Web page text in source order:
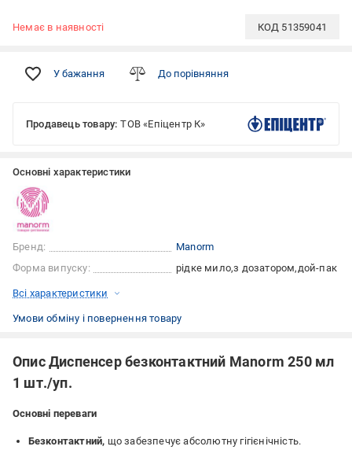
Немає в наявності КОД 51359041
У бажання До порівняння
Продавець товару: ТОВ «Епіцентр К»
Основні характеристики
Бренд:
Manorm
Форма випуску:
рідке мило з дозатором дой-пак
Всі характеристики
Умови обміну і повернення товару
Опис Диспенсер безконтактний Manorm 250 мл
1 шт./уп.
Основні переваги
Безконтактний, що забезпечує абсолютну гігієнічність.